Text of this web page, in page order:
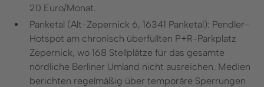
20 Euro/Monat.
Panketal (Alt-Zepernick 6, 16341 Panketal): Pendler-
Hotspot am chronisch überfüllten P+R-Parkplatz
Zepernick, wo 168 Stellplätze für das gesamte
nördliche Berliner Umland nicht ausreichen. Medien
berichten regelmäßig über temporäre Sperrungen